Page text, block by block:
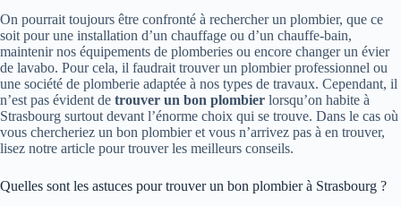
On pourrait toujours être confronté à rechercher un plombier, que ce
soit pour une installation d’un chauffage ou d’un chauffe-bain,
maintenir nos équipements de plomberies ou encore changer un évier
de lavabo. Pour cela, il faudrait trouver un plombier professionnel ou
une société de plomberie adaptée à nos types de travaux. Cependant, il
n’est pas évident de trouver un bon plombier lorsqu’on habite à
Strasbourg surtout devant l’énorme choix qui se trouve. Dans le cas où
vous chercheriez un bon plombier et vous n’arrivez pas à en trouver,
lisez notre article pour trouver les meilleurs conseils.
Quelles sont les astuces pour trouver un bon plombier à Strasbourg ?